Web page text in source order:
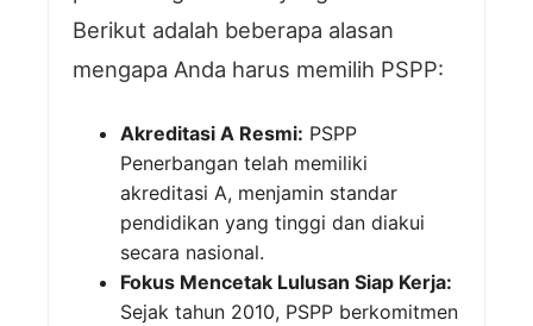
Berikut adalah beberapa alasan
mengapa Anda harus memilih PSPP:
Akreditasi A Resmi: PSPP
Penerbangan telah memiliki
akreditasi A, menjamin standar
pendidikan yang tinggi dan diakui
secara nasional.
Fokus Mencetak Lulusan Siap Kerja:
Sejak tahun 2010, PSPP berkomitmen